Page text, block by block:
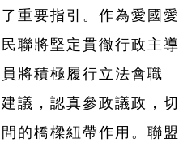
重要指引。作為愛國愛
聯將堅定貫徹行政主導
將積極履行立法會職
議，認真參政議政，切
的橋樑紐帶作用。聯盟